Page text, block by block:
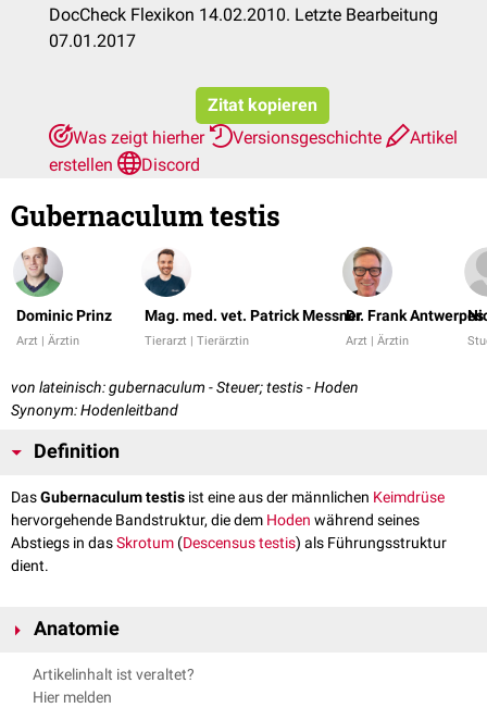
DocCheck Flexikon 14.02.2010. Letzte Bearbeitung
07.01.2017
Zitat kopieren
Was zeigt hierher
Versionsgeschichte
Artikel
erstellen
Discord
Gubernaculum testis
Dominic Prinz
Arzt | Ärztin
Mag. med. vet. Patrick Messner
Tierarzt | Tierärztin
Dr. Frank Antwerpes
Arzt | Ärztin
von lateinisch: gubernaculum - Steuer; testis - Hoden
Synonym: Hodenleitband
Definition
DasGubernaculum testis ist eine aus der männlichen Keimdrüse
hervorgehende Bandstruktur, die dem Hoden während seines
Abstiegs in dasSkrotum (Descensus testis) als Führungsstruktur
dient.
Anatomie
Das Gubernaculum testis verläuft von der Keimdrüse in den
vaginalis peritonei
Artikelinhalt ist veraltet?
Hier melden